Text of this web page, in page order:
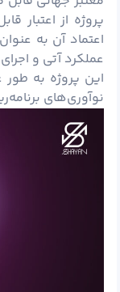
پروژه از اعتبار
اعتماد آن به
عملکرد آتی و
این پروژه به
نوآوری‌های